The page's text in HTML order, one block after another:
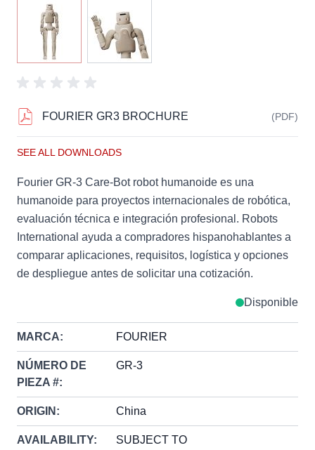
View larger image
FOURIER GR3 BROCHURE (PDF)
SEE ALL DOWNLOADS
Fourier GR-3 Care-Bot robot humanoide es una
humanoide para proyectos internacionales de robótica,
evaluación técnica e integración profesional. Robots
International ayuda a compradores hispanohablantes a
comparar aplicaciones, requisitos, logística y opciones
de despliegue antes de solicitar una cotización.
Disponible
MARCA: FOURIER
NÚMERO DE
PIEZA #:
GR-3
ORIGIN: China
AVAILABILITY:
SUBJECT TO